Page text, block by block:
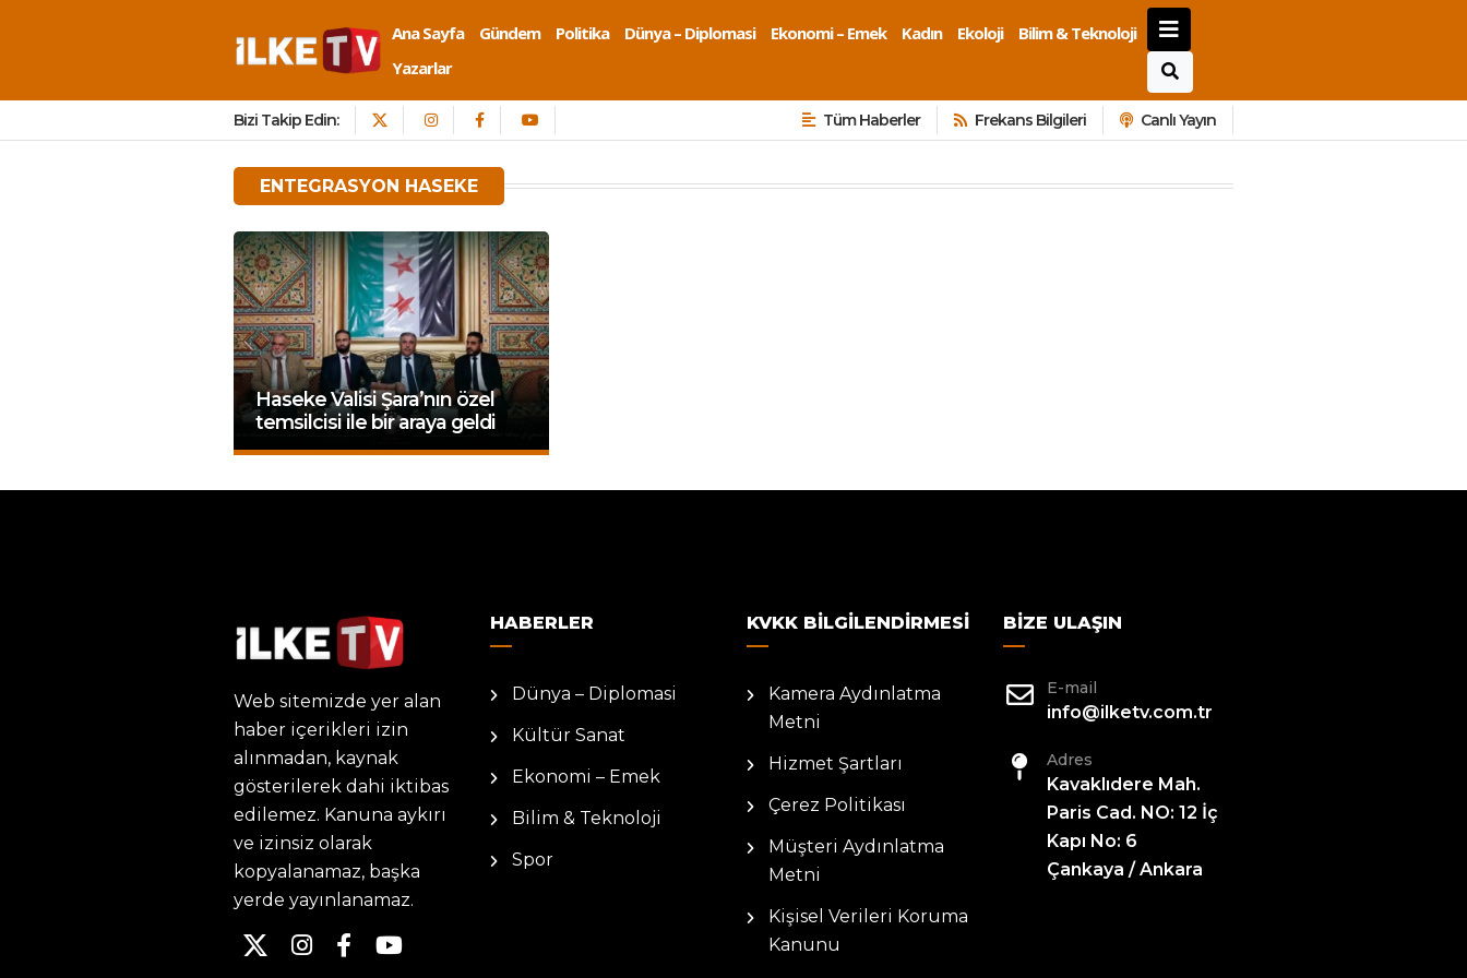
Ana Sayfa Gündem Politika Dünya – Diplomasi Ekonomi – Emek Kadın Ekoloji
Bilim & Teknoloji
Yazarlar
Bizi Takip Edin: Tüm Haberler Frekans Bilgileri Canlı Yayın
ENTEGRASYON HASEKE
Haseke Valisi Şara’nın özel
temsilcisi ile bir araya geldi
Web sitemizde yer alan
haber içerikleri izin
alınmadan, kaynak
gösterilerek dahi iktibas
edilemez. Kanuna aykırı
ve izinsiz olarak
kopyalanamaz, başka
yerde yayınlanamaz.
HABERLER
Dünya – Diplomasi
Kültür Sanat
Ekonomi – Emek
Bilim & Teknoloji
Spor
KVKK BILGILENDIRMESI
Kamera Aydınlatma
Metni
Hizmet Şartları
Çerez Politikası
Müşteri Aydınlatma
Metni
Kişisel Verileri Koruma
Kanunu
BIZE ULAŞIN
E-mail
info@ilketv.com.tr
Adres
Kavaklıdere Mah.
Paris Cad. NO: 12 İç
Kapı No: 6
Çankaya / Ankara